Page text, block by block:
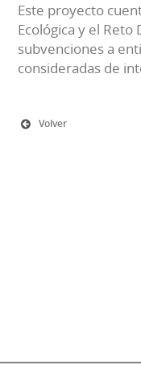
Este proyecto
Ecológica y el
subvenciones a
consideradas de
Volver